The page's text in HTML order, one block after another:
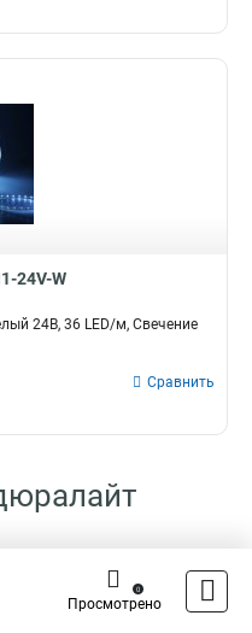
24V-W
24В, 36 LED/м, Свечение
Сравнить
который завоевывает
и материалов отделки. И
Просмотрено
0